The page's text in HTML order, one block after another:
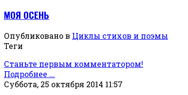
МОЯ ОСЕНЬ
Опубликовано в Циклы стихов и поэмы
Теги
Станьте первым комментатором!
Подробнее ...
Суббота, 25 октября 2014 11:57